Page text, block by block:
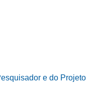
e do Projeto